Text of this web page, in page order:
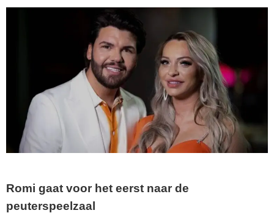
Romi gaat voor het eerst naar de
peuterspeelzaal